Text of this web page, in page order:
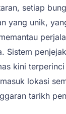
setiap
yang unik,
Sistem
kini
lokasi
tarikh